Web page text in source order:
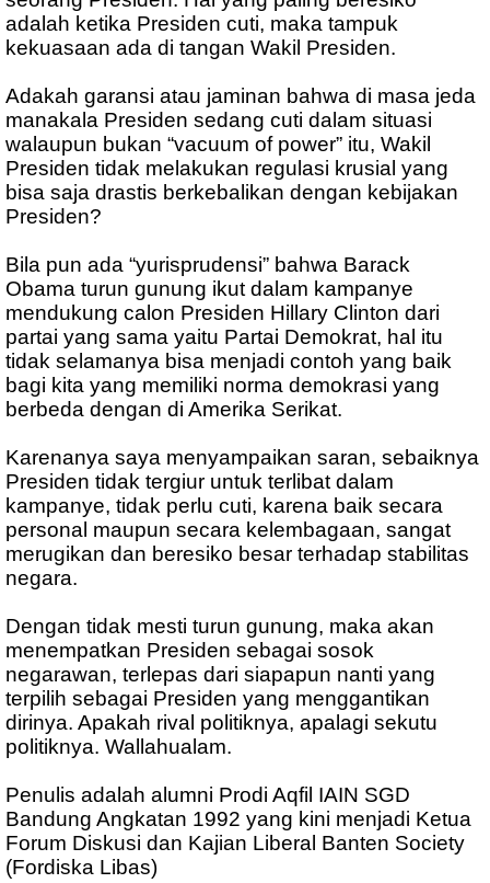
adalah ketika Presiden cuti, maka tampuk
kekuasaan ada di tangan Wakil Presiden.
Adakah garansi atau jaminan bahwa di masa jeda
manakala Presiden sedang cuti dalam situasi
walaupun bukan “vacuum of power” itu, Wakil
Presiden tidak melakukan regulasi krusial yang
bisa saja drastis berkebalikan dengan kebijakan
Presiden?
Bila pun ada “yurisprudensi” bahwa Barack
Obama turun gunung ikut dalam kampanye
mendukung calon Presiden Hillary Clinton dari
partai yang sama yaitu Partai Demokrat, hal itu
tidak selamanya bisa menjadi contoh yang baik
bagi kita yang memiliki norma demokrasi yang
berbeda dengan di Amerika Serikat.
Karenanya saya menyampaikan saran, sebaiknya
Presiden tidak tergiur untuk terlibat dalam
kampanye, tidak perlu cuti, karena baik secara
personal maupun secara kelembagaan, sangat
merugikan dan beresiko besar terhadap stabilitas
negara.
Dengan tidak mesti turun gunung, maka akan
menempatkan Presiden sebagai sosok
negarawan, terlepas dari siapapun nanti yang
terpilih sebagai Presiden yang menggantikan
dirinya. Apakah rival politiknya, apalagi sekutu
politiknya. Wallahualam.
Penulis adalah alumni Prodi Aqfil IAIN SGD
Bandung Angkatan 1992 yang kini menjadi Ketua
Forum Diskusi dan Kajian Liberal Banten Society
(Fordiska Libas)